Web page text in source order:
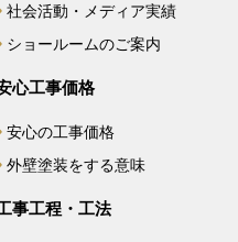
社会活動・メディア実績
ショールームのご案内
心工事価格
安心の工事価格
外壁塗装をする意味
事工程・工法